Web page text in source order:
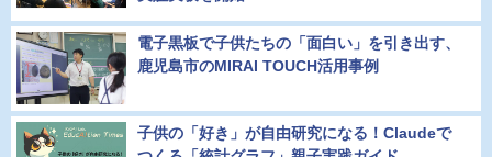
電子黒板で子供たちの「面白い」を引き出す、
鹿児島市のMIRAI TOUCH活用事例
子供の「好き」が自由研究になる！Claudeで